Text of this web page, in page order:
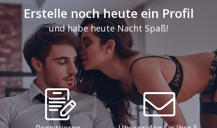
Erstelle noch heute ein Profil
und habe heute Nacht Spaß!